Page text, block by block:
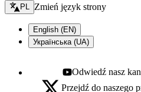
Zmień język - bieżący:
PL Zmień język strony
English (EN)
Українська (UA)
Youtube - otwiera się w
Odwiedź nasz
Przejdź do naszego